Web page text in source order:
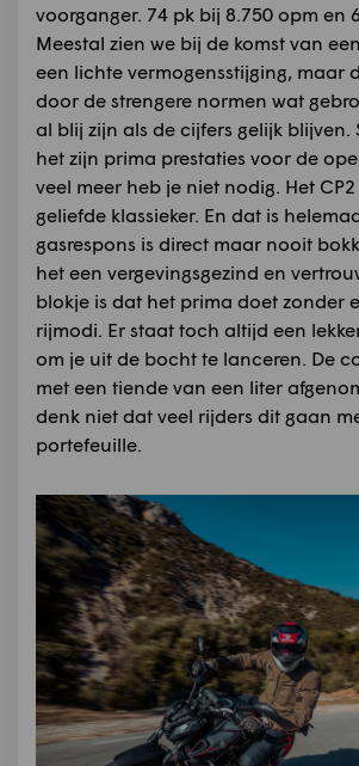
voorganger. 74 pk bij 8.750 opm en
Meestal zien we bij de komst van
een lichte vermogensstijging, maar
door de strengere normen wat
al blij zijn als de cijfers gelijk blijven.
het zijn prima prestaties voor de
veel meer heb je niet nodig. Het
geliefde klassieker. En dat is
gasrespons is direct maar nooit
het een vergevingsgezind en
blokje is dat het prima doet zonder
rijmodi. Er staat toch altijd een
om je uit de bocht te lanceren. De
met een tiende van een liter
denk niet dat veel rijders dit gaan
portefeuille.